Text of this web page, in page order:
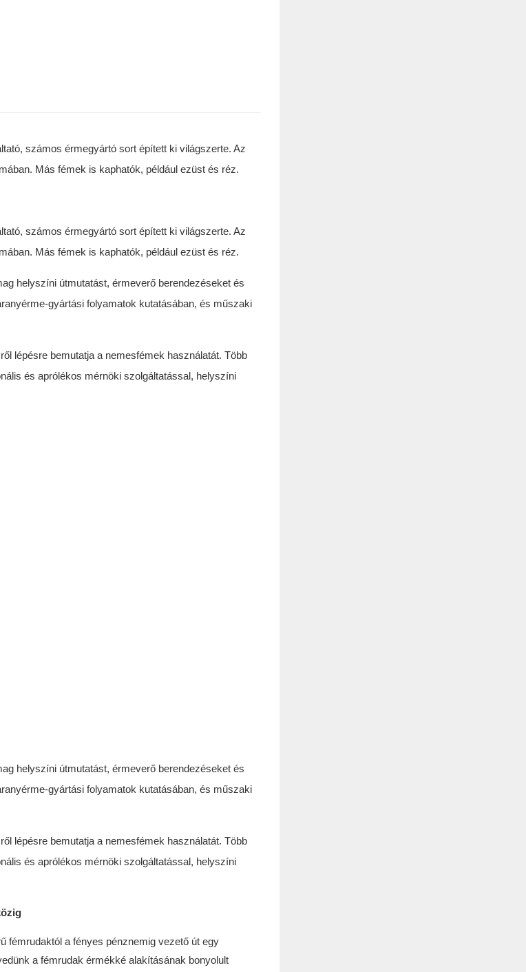
számos érmegyártó sort épített ki világszerte. Az
Más fémek is kaphatók, például ezüst és réz.
számos érmegyártó sort épített ki világszerte. Az
Más fémek is kaphatók, például ezüst és réz.
helyszíni útmutatást, érmeverő berendezéseket és
gyártási folyamatok kutatásában, és műszaki
lépésre bemutatja a nemesfémek használatát. Több
és aprólékos mérnöki szolgáltatással, helyszíni
helyszíni útmutatást, érmeverő berendezéseket és
gyártási folyamatok kutatásában, és műszaki
lépésre bemutatja a nemesfémek használatát. Több
és aprólékos mérnöki szolgáltatással, helyszíni
fémrudaktól a fényes pénznemig vezető út egy
a fémrudak érmékké alakításának bonyolult